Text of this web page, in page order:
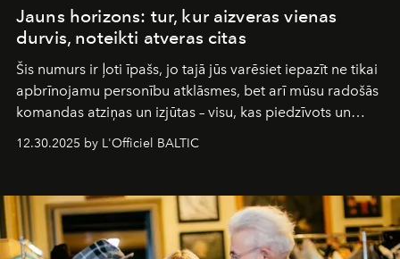
Jauns horizons: tur, kur aizveras vienas
durvis, noteikti atveras citas
Šis numurs ir ļoti īpašs, jo tajā jūs varēsiet iepazīt ne tikai
apbrīnojamu personību atklāsmes, bet arī mūsu radošās
komandas atziņas un izjūtas – visu, kas piedzīvots un
pārdzīvots šo gandrīz 20 gadu laikā, veidojot žurnālu.
Šajā brīdī mums svarīgi pateikties visiem, kas bija kopā
sākums. Ar vissirsnīgākajiem laba vēlējumiem jūsu
L’Officiel Baltickomanda.
12.30.2025 by L'Officiel BALTIC